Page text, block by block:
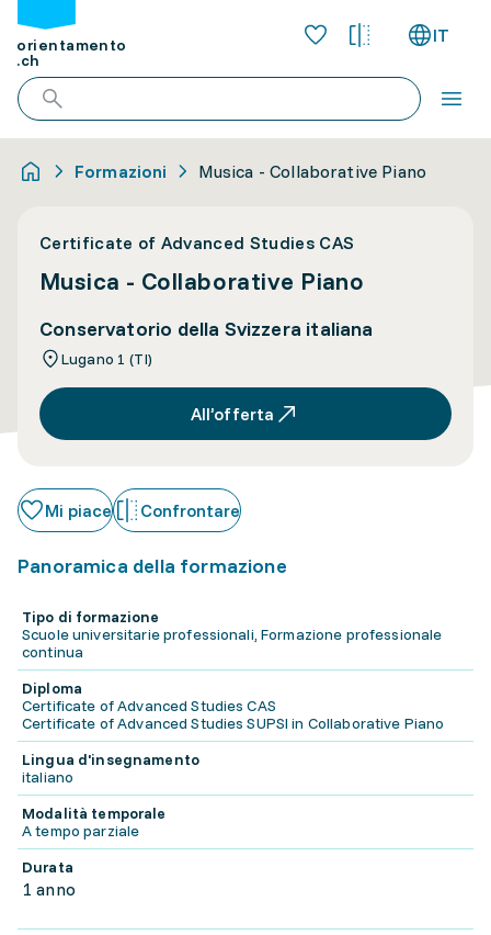
orientamento
.ch
IT
Formazioni Musica - Collaborative Piano
Certificate of Advanced Studies CAS
Musica - Collaborative Piano
Conservatorio della Svizzera italiana
Lugano 1 (TI)
All’offerta
Mi piace Confrontare
Panoramica della formazione
Tipo di formazione
Scuole universitarie professionali, Formazione professionale
continua
Diploma
Certificate of Advanced Studies CAS
Certificate of Advanced Studies SUPSI in Collaborative Piano
Lingua d'insegnamento
italiano
Modalità temporale
A tempo parziale
Durata
1 anno